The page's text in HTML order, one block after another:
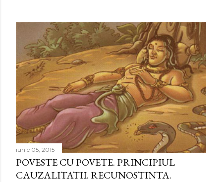
iunie 05, 2015
POVESTE CU POVETE. PRINCIPIUL
CAUZALITATII. RECUNOSTINTA.